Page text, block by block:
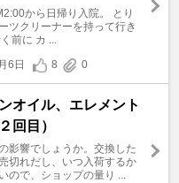
から日帰り入院。 とり
ツクリーナーを持って行き
前に カ ...
6日
8 0
オイル、エレメント
回目）
影響でしょうか。交換した
切れだし、いつ入荷するか
ので、ショップの量り ...